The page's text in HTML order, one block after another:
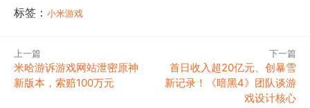
标签： 小米游戏
上一篇
米哈游诉游戏网站泄密原神
新版本，索赔100万元
下一篇
首日收入超20亿元、创暴雪
新记录！《暗黑4》团队谈游
戏设计核心